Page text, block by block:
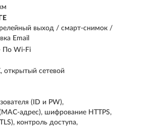
выход / смарт-снимок /
Email
По Wi-Fi
открытый сетевой
(ID и PW),
адрес), шифрование HTTPS,
контроль доступа,